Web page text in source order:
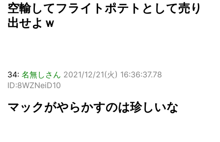
空輸してフライトポテトとして売り
出せよｗ
34: 名無しさん 2021/12/21(火) 16:36:37.78
ID:8WZNeiD10
マックがやらかすのは珍しいな